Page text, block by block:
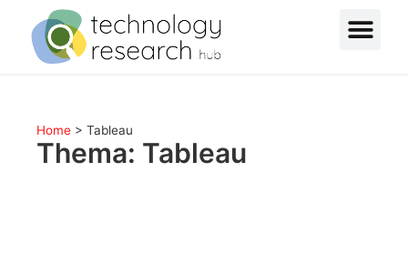
Home > Tableau
Thema: Tableau